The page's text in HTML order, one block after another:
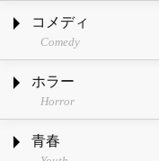
コメディ
Comedy
ホラー
Horror
青春